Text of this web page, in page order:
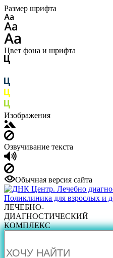
Размер шрифта
Цвет фона и шрифта
Изображения
Озвучивание текста
Обычная версия сайта
ЛЕЧЕБНО-
ДИАГНОСТИЧЕСКИЙ
КОМПЛЕКС